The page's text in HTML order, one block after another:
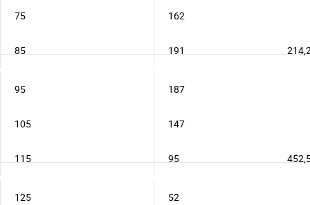
75 162
85 191
95 187
105 147
115 95
125 52